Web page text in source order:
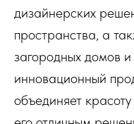
дизайнерских
пространства, а
загородных домов
инновационный
объединяет